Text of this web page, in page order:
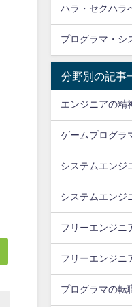
ハラ・セクハラ
プログラマ・シ
分野別の記事
エンジニアの精
ゲームプログラ
システムエンジ
システムエンジ
フリーエンジニ
フリーエンジニ
プログラマの転